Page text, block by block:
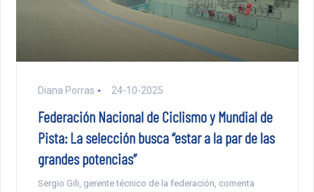
Diana Porras 24-10-2025
Federación Nacional de Ciclismo y Mundial de
Pista: La selección busca “estar a la par de las
grandes potencias”
Sergio Gili, gerente técnico de la federación, comenta